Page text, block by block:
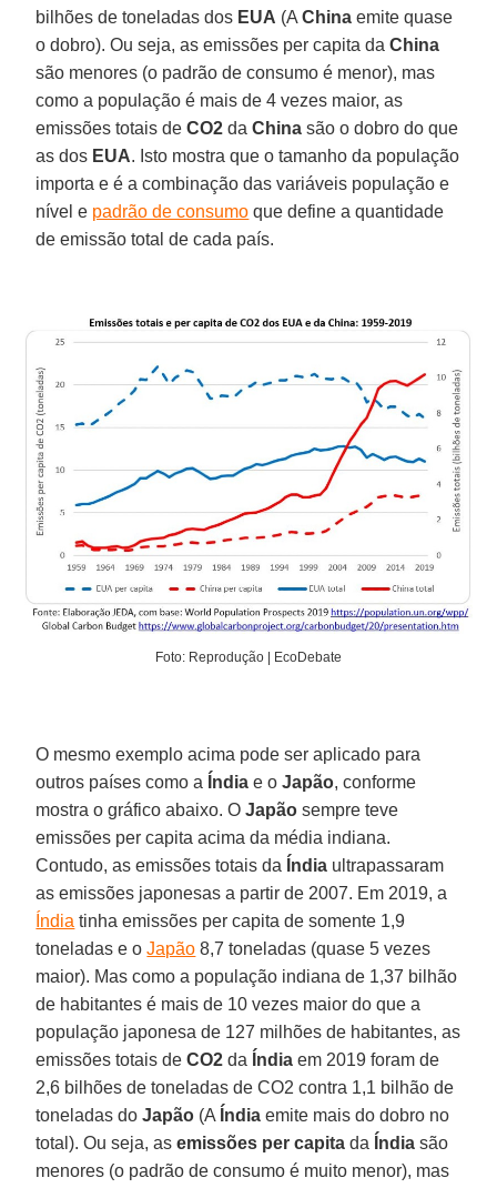
bilhões de toneladas dos EUA (AChina emite quase
o dobro). Ou seja, as emissões per capita daChina
são menores (o padrão de consumo é menor), mas
como a população é mais de 4 vezes maior, as
emissões totais deCO2 daChina são o dobro do que
as dos EUA. Isto mostra que o tamanho da população
importa e é a combinação das variáveis população e
nível e padrão de consumo que define a quantidade
de emissão total de cada país.
Foto: Reprodução | EcoDebate
O mesmo exemplo acima pode ser aplicado para
outros países como a Índia e oJapão, conforme
mostra o gráfico abaixo. OJapão sempre teve
emissões per capita acima da média indiana.
Contudo, as emissões totais da Índia ultrapassaram
as emissões japonesas a partir de 2007. Em 2019, a
Índia tinha emissões per capita de somente 1,9
toneladas e oJapão 8,7 toneladas (quase 5 vezes
maior). Mas como a população indiana de 1,37 bilhão
de habitantes é mais de 10 vezes maior do que a
população japonesa de 127 milhões de habitantes, as
emissões totais deCO2 da Índia em 2019 foram de
2,6 bilhões de toneladas de CO2 contra 1,1 bilhão de
toneladas doJapão (A Índia emite mais do dobro no
total). Ou seja, asemissões per capita da Índia são
menores (o padrão de consumo é muito menor), mas